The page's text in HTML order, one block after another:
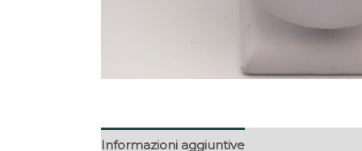
Informazioni aggiuntive